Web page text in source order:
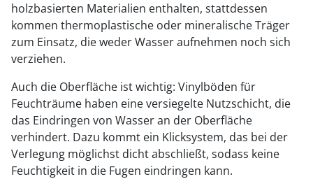
holzbasierten Materialien enthalten, stattdessen
kommen thermoplastische oder mineralische Träger
zum Einsatz, die weder Wasser aufnehmen noch sich
verziehen.
Auch die Oberfläche ist wichtig: Vinylböden für
Feuchträume haben eine versiegelte Nutzschicht, die
das Eindringen von Wasser an der Oberfläche
verhindert. Dazu kommt ein Klicksystem, das bei der
Verlegung möglichst dicht abschließt, sodass keine
Feuchtigkeit in die Fugen eindringen kann.